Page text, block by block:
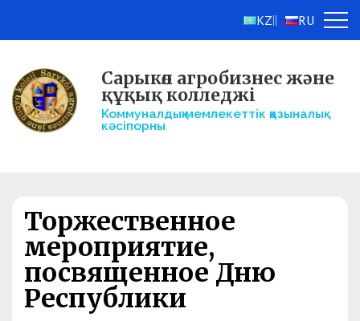
KZ RU
Сарыкөл агробизнес және
құқық колледжі
Коммуналдық мемлекеттік қазыналық
кәсіпорны
Торжественное
мероприятие,
посвященное Дню
Республики